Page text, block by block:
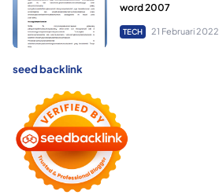
word 2007
TECH 21 Februari 2022
seed backlink